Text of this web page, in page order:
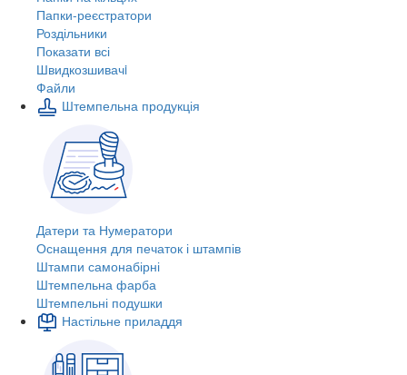
Папки-реєстратори
Роздільники
Показати всі
Швидкозшивачi
Файли
Штемпельна продукція
Датери та Нумератори
Оснащення для печаток і штампів
Штампи самонабірні
Штемпельна фарба
Штемпельні подушки
Настільне приладдя